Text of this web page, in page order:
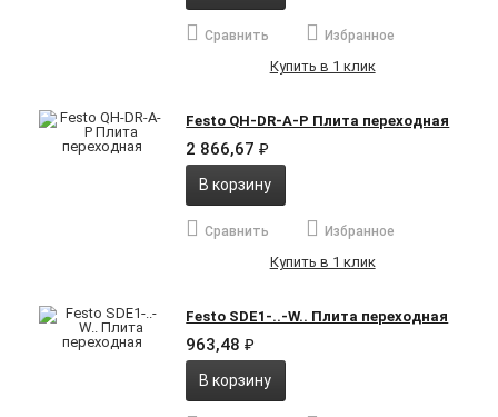
Сравнить Избранное
Купить в 1 клик
Festo QH-DR-A-P Плита переходная
2 866,67₽
В корзину
Сравнить Избранное
Купить в 1 клик
Festo SDE1-..-W.. Плита переходная
963,48₽
В корзину